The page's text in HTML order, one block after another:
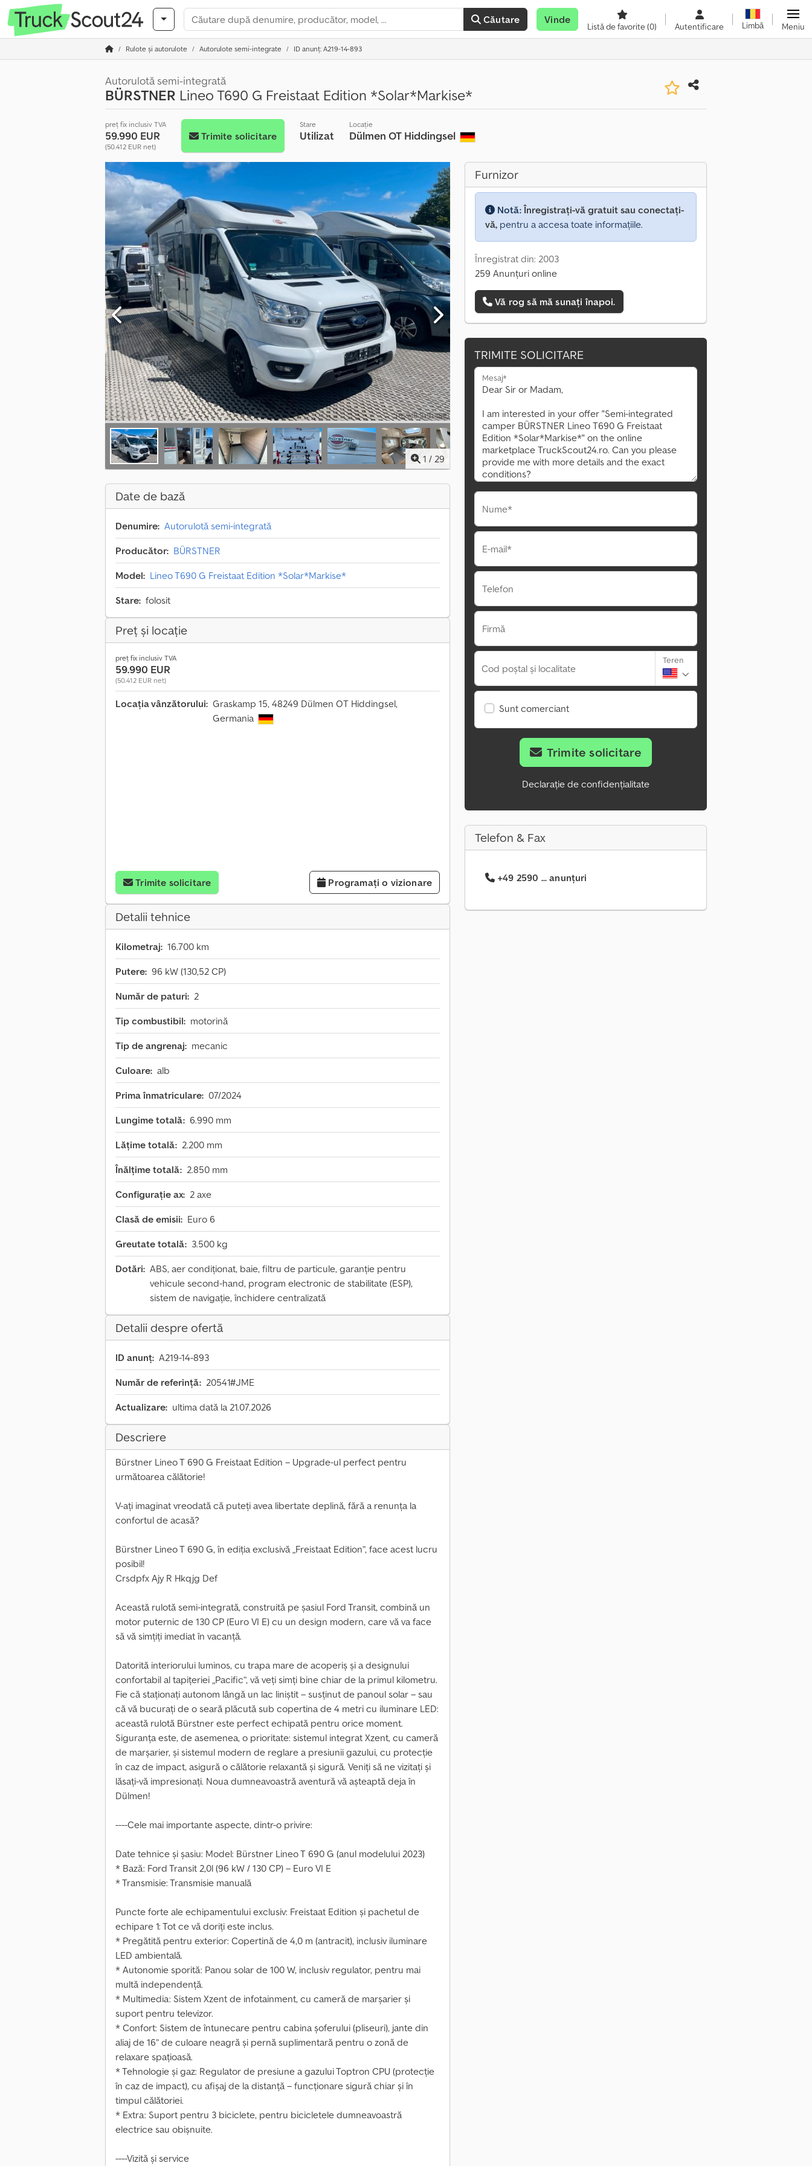
Căutare Vinde
Listă de favorite(0) Autentificare Limbă Meniu
Rulote și autorulote Autorulote semi-integrate ID anunț: A219-14-893
Autorulotă semi-integrată
BÜRSTNER Lineo T690 G Freistaat Edition *Solar*Markise*
preț fix inclusiv TVA
59.990 EUR
(50.412 EUR net)
Trimite solicitare
Stare
Utilizat
Locație
Dülmen OT Hiddingsel
1 / 29
Date de bază
Denumire: Autorulotă semi-integrată
Producător: BÜRSTNER
Model: Lineo T690 G Freistaat Edition *Solar*Markise*
Stare: folosit
Preț și locație
preț fix inclusiv TVA
59.990 EUR
(50.412 EUR net)
Locația vânzătorului: Graskamp 15, 48249 Dülmen OT Hiddingsel,
Germania
Trimite solicitare Programați o vizionare
Detalii tehnice
Kilometraj: 16.700 km
Putere: 96 kW (130,52 CP)
Număr de paturi: 2
Tip combustibil: motorină
Tip de angrenaj: mecanic
Culoare: alb
Prima înmatriculare: 07/2024
Lungime totală: 6.990 mm
Lățime totală: 2.200 mm
Înălțime totală: 2.850 mm
Configurație ax: 2 axe
Clasă de emisii: Euro 6
Greutate totală: 3.500 kg
Dotări: ABS, aer condiționat, baie, filtru de particule, garanție pentru
vehicule second-hand, program electronic de stabilitate (ESP),
sistem de navigație, închidere centralizată
Detalii despre ofertă
ID anunț: A219-14-893
Număr de referință: 20541#JME
Actualizare: ultima dată la 21.07.2026
Descriere
Bürstner Lineo T 690 G Freistaat Edition – Upgrade-ul perfect pentru
următoarea călătorie!
V-ați imaginat vreodată că puteți avea libertate deplină, fără a renunța la
confortul de acasă?
Bürstner Lineo T 690 G, în ediția exclusivă „Freistaat Edition”, face acest lucru
posibil!
Crsdpfx Ajy R Hkqjg Def
Această rulotă semi-integrată, construită pe șasiul Ford Transit, combină un
motor puternic de 130 CP (Euro VI E) cu un design modern, care vă va face
să vă simțiți imediat în vacanță.
Datorită interiorului luminos, cu trapa mare de acoperiș și a designului
confortabil al tapițeriei „Pacific”, vă veți simți bine chiar de la primul kilometru.
Fie că staționați autonom lângă un lac liniștit – susținut de panoul solar – sau
că vă bucurați de o seară plăcută sub copertina de 4 metri cu iluminare LED:
această rulotă Bürstner este perfect echipată pentru orice moment.
Siguranța este, de asemenea, o prioritate: sistemul integrat Xzent, cu cameră
de marșarier, și sistemul modern de reglare a presiunii gazului, cu protecție
în caz de impact, asigură o călătorie relaxantă și sigură. Veniți să ne vizitați și
lăsați-vă impresionați. Noua dumneavoastră aventură vă așteaptă deja în
Dülmen!
----Cele mai importante aspecte, dintr-o privire:
Date tehnice și șasiu: Model: Bürstner Lineo T 690 G (anul modelului 2023)
* Bază: Ford Transit 2,0l (96 kW / 130 CP) – Euro VI E
* Transmisie: Transmisie manuală
Puncte forte ale echipamentului exclusiv: Freistaat Edition și pachetul de
echipare 1: Tot ce vă doriți este inclus.
* Pregătită pentru exterior: Copertină de 4,0 m (antracit), inclusiv iluminare
LED ambientală.
* Autonomie sporită: Panou solar de 100 W, inclusiv regulator, pentru mai
multă independență.
* Multimedia: Sistem Xzent de infotainment, cu cameră de marșarier și
suport pentru televizor.
* Confort: Sistem de întunecare pentru cabina șoferului (pliseuri), jante din
aliaj de 16” de culoare neagră și pernă suplimentară pentru o zonă de
relaxare spațioasă.
* Tehnologie și gaz: Regulator de presiune a gazului Toptron CPU (protecție
în caz de impact), cu afișaj de la distanță – funcționare sigură chiar și în
timpul călătoriei.
* Extra: Suport pentru 3 biciclete, pentru bicicletele dumneavoastră
electrice sau obișnuite.
----Vizită și service
Furnizor
Notă:Înregistrați-vă gratuit sau conectați-
vă, pentru a accesa toate informațiile.
Înregistrat din: 2003
259 Anunțuri online
Vă rog să mă sunați înapoi.
TRIMITE SOLICITARE
Mesaj*
Nume*
E-mail*
Telefon
Firmă
Cod poștal și localitate
Teren
Sunt comerciant
Trimite solicitare
Declarație de confidențialitate
Telefon & Fax
+49 2590 ... anunțuri